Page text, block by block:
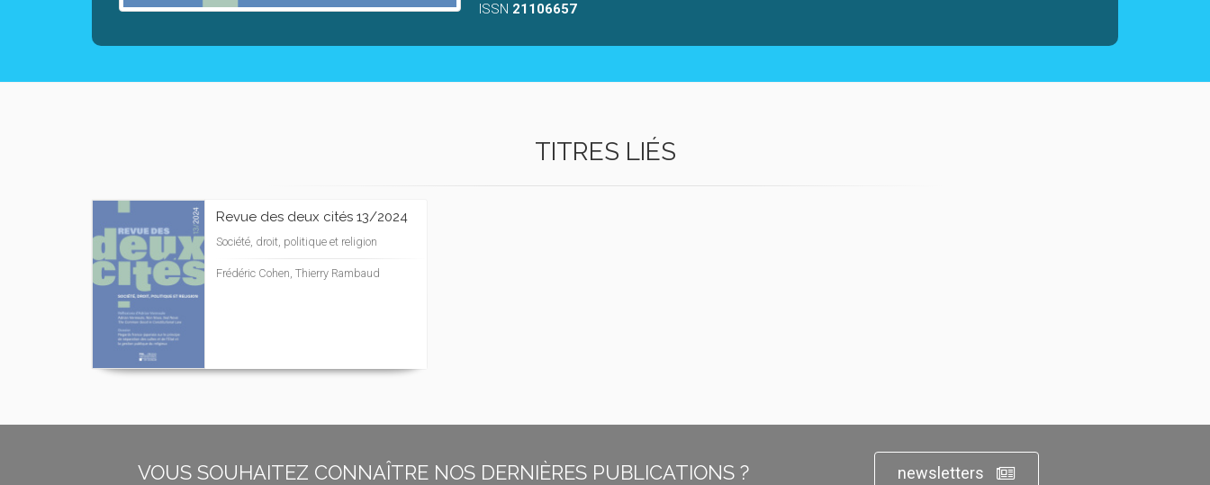
ISSN 21106657
TITRES LIÉS
Revue des deux cités 13/2024
Société, droit, politique et religion
Frédéric Cohen, Thierry Rambaud
VOUS SOUHAITEZ CONNAÎTRE NOS DERNIÈRES PUBLICATIONS ? newsletters